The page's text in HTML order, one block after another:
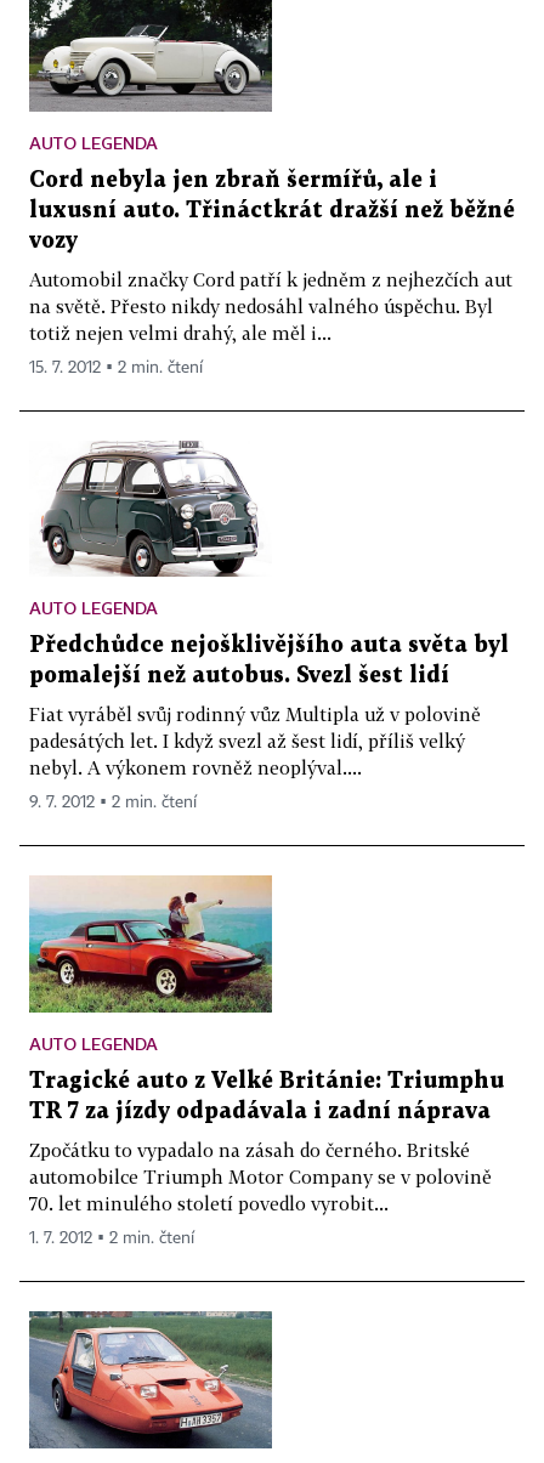
AUTO LEGENDA
Cord nebyla jen zbraň šermířů, ale i
luxusní auto. Třináctkrát dražší než běžné
vozy
Automobil značky Cord patří k jedněm z nejhezčích aut
na světě. Přesto nikdy nedosáhl valného úspěchu. Byl
totiž nejen velmi drahý, ale měl i...
15. 7. 2012 ▪ 2 min. čtení
AUTO LEGENDA
Předchůdce nejošklivějšího auta světa byl
pomalejší než autobus. Svezl šest lidí
Fiat vyráběl svůj rodinný vůz Multipla už v polovině
padesátých let. I když svezl až šest lidí, příliš velký
nebyl. A výkonem rovněž neoplýval....
9. 7. 2012 ▪ 2 min. čtení
AUTO LEGENDA
Tragické auto z Velké Británie: Triumphu
TR 7 za jízdy odpadávala i zadní náprava
Zpočátku to vypadalo na zásah do černého. Britské
automobilce Triumph Motor Company se v polovině
70. let minulého století povedlo vyrobit...
1. 7. 2012 ▪ 2 min. čtení